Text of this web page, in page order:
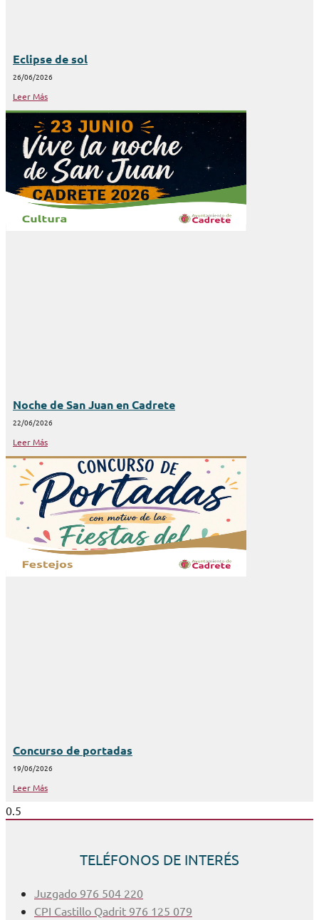
Eclipse de sol
26/06/2026
Leer Más
Noche de San Juan en Cadrete
22/06/2026
Leer Más
Concurso de portadas
19/06/2026
Leer Más
TELÉFONOS DE INTERÉS
Juzgado 976 504 220
CPI Castillo Qadrit 976 125 079